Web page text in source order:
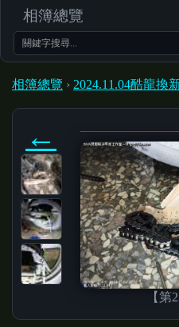
相簿總覽
相簿總覽 › 2024.11.04酷龍換
←
【第